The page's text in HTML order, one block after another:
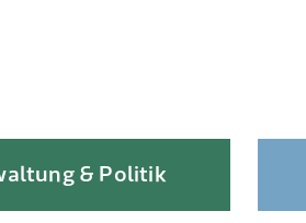
& Politik